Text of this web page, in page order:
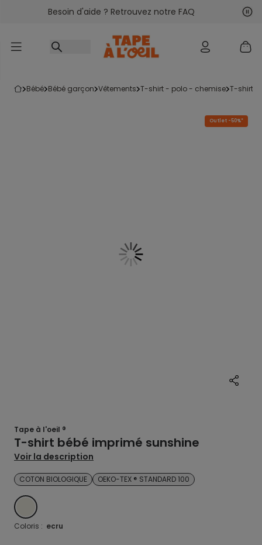
Accéder au contenu
Besoin d'aide ? Retrouvez notre FAQ
bébé bébé garçon vêtements t-shirt - polo - chemise t-shirt
Outlet -50%*
Tape à l'oeil ®
T-shirt bébé imprimé sunshine
Voir la description
COTON BIOLOGIQUE OEKO-TEX ® STANDARD 100
ECRU
Coloris : ecru